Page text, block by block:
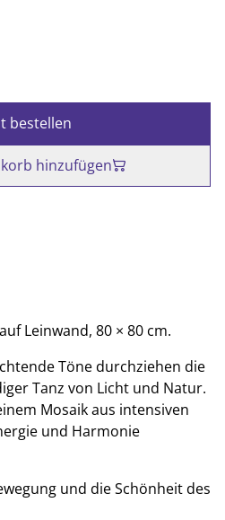
bestellen
hinzufügen
Leinwand, 80 × 80 cm.
Töne durchziehen die
Tanz von Licht und Natur.
Mosaik aus intensiven
und Harmonie
und die Schönheit des